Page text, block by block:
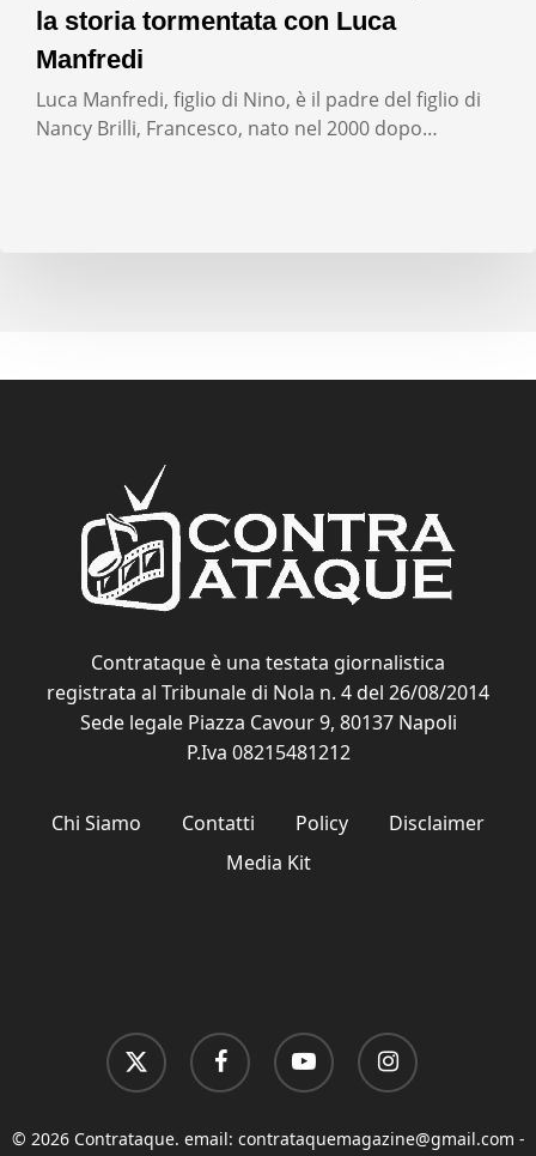
la storia tormentata con Luca
Manfredi
Luca Manfredi, figlio di Nino, è il padre del figlio di
Nancy Brilli, Francesco, nato nel 2000 dopo…
Contrataque è una testata giornalistica
registrata al Tribunale di Nola n. 4 del 26/08/2014
Sede legale Piazza Cavour 9, 80137 Napoli
P.Iva 08215481212
Chi Siamo Contatti Policy
Disclaimer
Media Kit
x-
twitter
facebook youtube instagram
© 2026 Contrataque. email: contrataquemagazine@gmail.com -